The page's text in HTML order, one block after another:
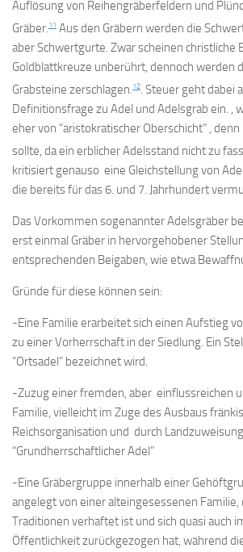
Auflösung von Reihengräberfeldern und
Gräber.11 Aus den Gräbern werden die
aber Schwertgurte. Zwar scheinen christliche
Goldblattkreuze unberührt, dennoch werden
Grabsteine zerschlagen.12. Steuer geht dabei
Definitionsfrage zu Adel und Adelsgrab ein. ,
eher von “aristokratischer Oberschicht” , denn
sollte, da ein erblicher Adelsstand nicht zu
kritisiert genauso eine Gleichstellung von
die bereits für das 6. und 7. Jahrhundert
Das Vorkommen sogenannter Adelsgräber
erst einmal Gräber in hervorgehobener
entsprechenden Beigaben, wie etwa
Gründe für diese können sein:
-Eine Familie erarbeitet sich einen Aufstieg
zu einer Vorherrschaft in der Siedlung. Ein
“Ortsadel” bezeichnet wird.
-Zuzug einer fremden, aber einflussreichen
Familie, vielleicht im Zuge des Ausbaus
Reichsorganisation und durch
“Grundherrschaftlicher Adel”
-Eine Gräbergruppe innerhalb einer
angelegt von einer alteingesessenen Familie,
Traditionen verhaftet ist und sich quasi auch
Öffentlichkeit zurückgezogen hat, während